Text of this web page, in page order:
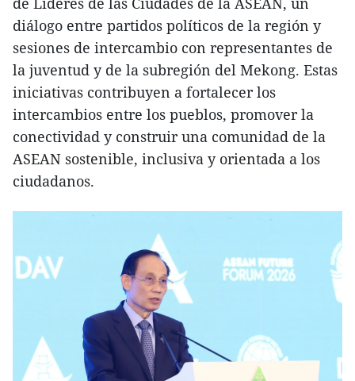
diálogo entre partidos políticos de la región y
sesiones de intercambio con representantes de
la juventud y de la subregión del Mekong. Estas
iniciativas contribuyen a fortalecer los
intercambios entre los pueblos, promover la
conectividad y construir una comunidad de la
ASEAN sostenible, inclusiva y orientada a los
ciudadanos.